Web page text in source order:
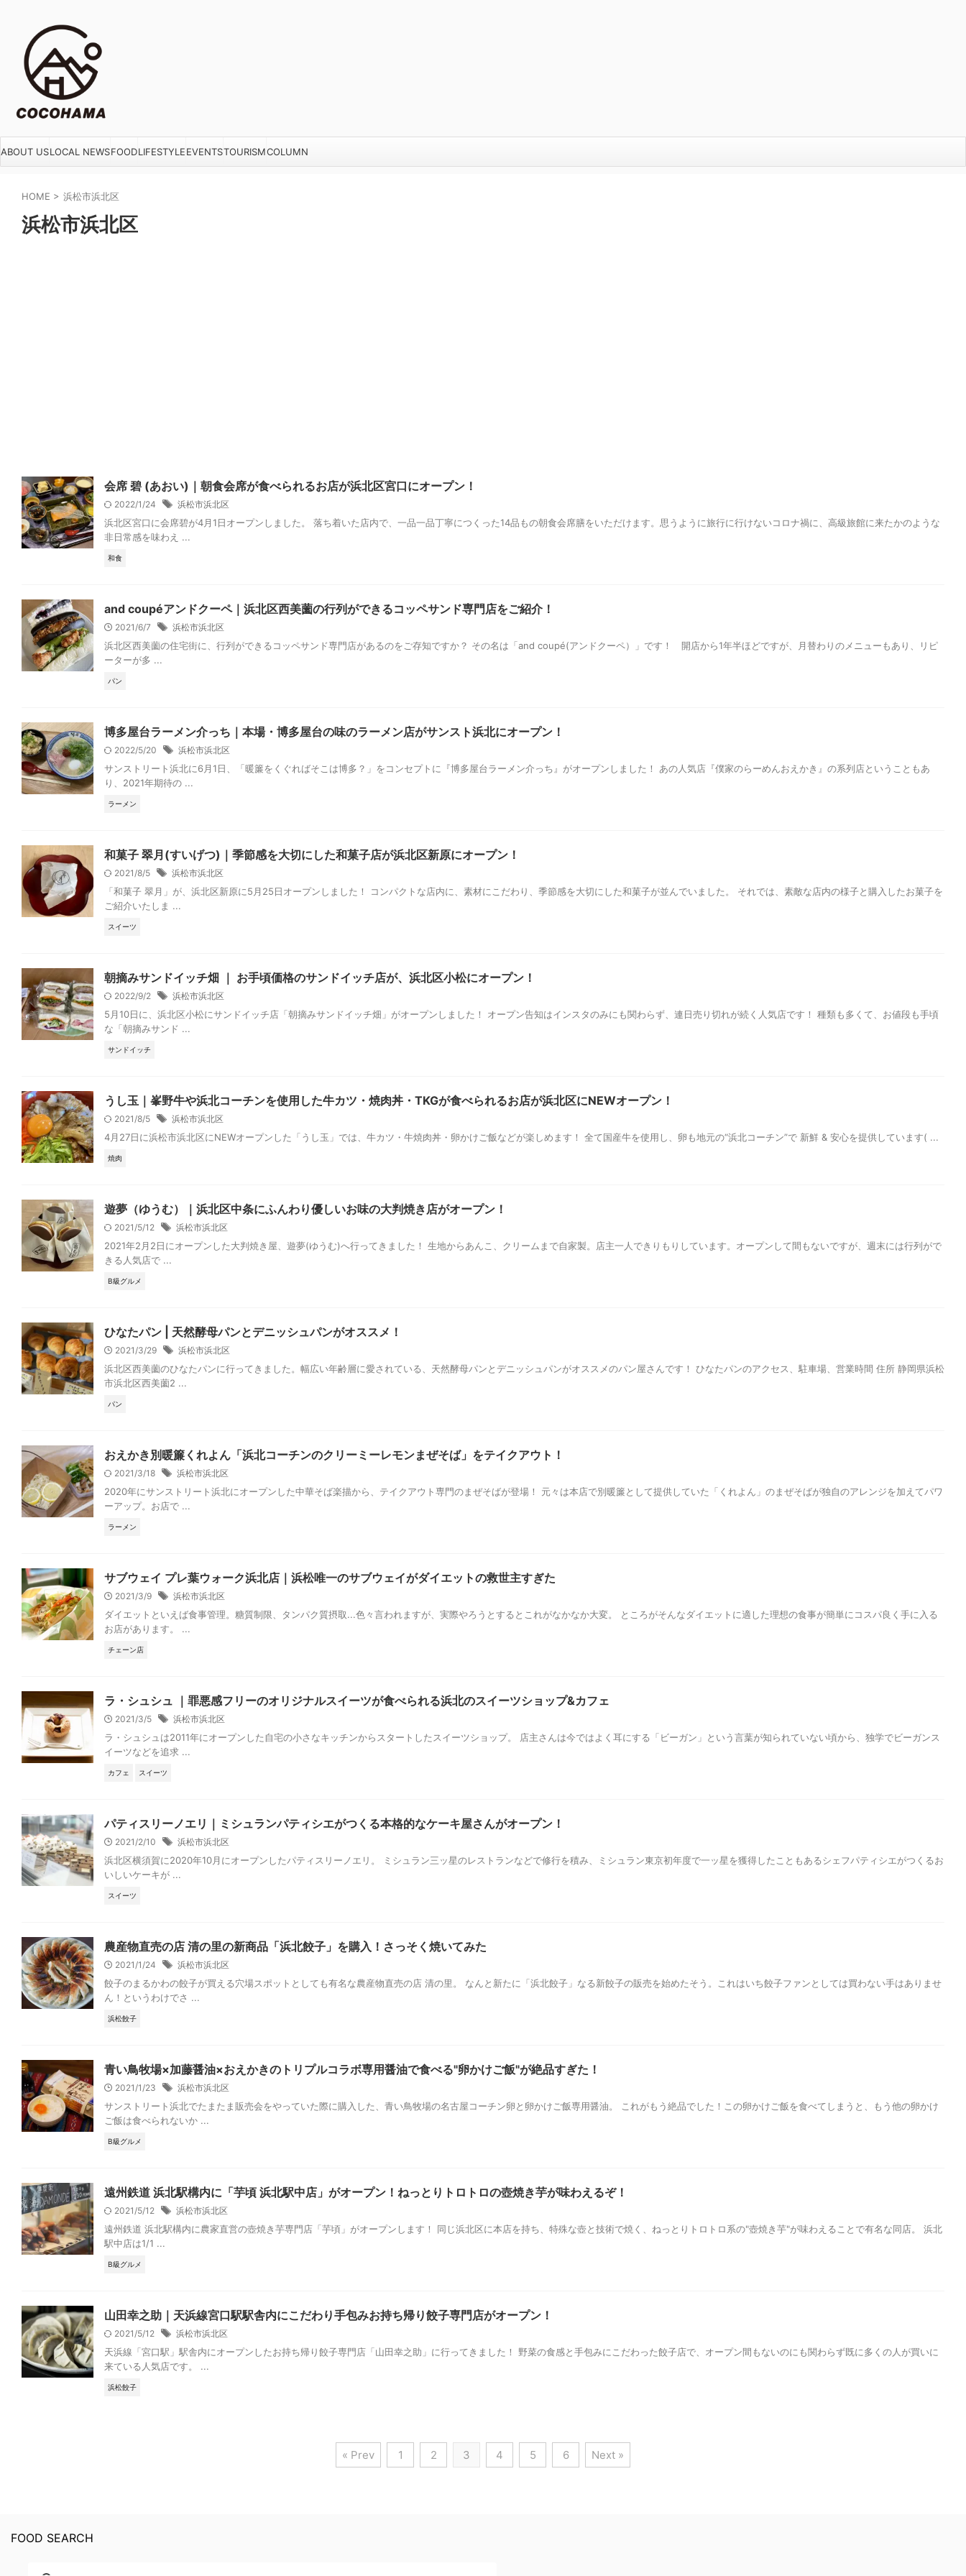
ABOUT USLOCAL NEWSFOODLIFESTYLEEVENTSTOURISMCOLUMN
HOME > 浜松市浜北区
浜松市浜北区
会席 碧 (あおい)｜朝食会席が食べられるお店が浜北区宮口にオープン！
2022/1/24 浜松市浜北区
浜北区宮口に会席碧が4月1日オープンしました。 落ち着いた店内で、一品一品丁寧につくった14品もの朝食会席膳をいただけます。思うように旅行に行けないコロナ禍に、高級旅館に来たかのような
非日常感を味わえ ...
和食
and coupéアンドクーペ｜浜北区西美薗の行列ができるコッペサンド専門店をご紹介！
2021/6/7 浜松市浜北区
浜北区西美薗の住宅街に、行列ができるコッペサンド専門店があるのをご存知ですか？ その名は「and coupé(アンドクーペ）」です！ 開店から1年半ほどですが、月替わりのメニューもあり、リピ
ーターが多 ...
パン
博多屋台ラーメン介っち｜本場・博多屋台の味のラーメン店がサンスト浜北にオープン！
2022/5/20 浜松市浜北区
サンストリート浜北に6月1日、「暖簾をくぐればそこは博多？」をコンセプトに『博多屋台ラーメン介っち』がオープンしました！ あの人気店『僕家のらーめんおえかき』の系列店ということもあ
り、2021年期待の ...
ラーメン
和菓子 翠月(すいげつ)｜季節感を大切にした和菓子店が浜北区新原にオープン！
2021/8/5 浜松市浜北区
「和菓子 翠月」が、浜北区新原に5月25日オープンしました！ コンパクトな店内に、素材にこだわり、季節感を大切にした和菓子が並んでいました。 それでは、素敵な店内の様子と購入したお菓子を
ご紹介いたしま ...
スイーツ
朝摘みサンドイッチ畑 ｜ お手頃価格のサンドイッチ店が、浜北区小松にオープン！
2022/9/2 浜松市浜北区
5月10日に、浜北区小松にサンドイッチ店「朝摘みサンドイッチ畑」がオープンしました！ オープン告知はインスタのみにも関わらず、連日売り切れが続く人気店です！ 種類も多くて、お値段も手頃
な「朝摘みサンド ...
サンドイッチ
うし玉｜峯野牛や浜北コーチンを使用した牛カツ・焼肉丼・TKGが食べられるお店が浜北区にNEWオープン！
2021/8/5 浜松市浜北区
4月27日に浜松市浜北区にNEWオープンした「うし玉」では、牛カツ・牛焼肉丼・卵かけご飯などが楽しめます！ 全て国産牛を使用し、卵も地元の“浜北コーチン”で 新鮮 & 安心を提供しています( ...
焼肉
遊夢（ゆうむ）｜浜北区中条にふんわり優しいお味の大判焼き店がオープン！
2021/5/12 浜松市浜北区
2021年2月2日にオープンした大判焼き屋、遊夢(ゆうむ)へ行ってきました！ 生地からあんこ、クリームまで自家製。店主一人できりもりしています。オープンして間もないですが、週末には行列がで
きる人気店で ...
B級グルメ
ひなたパン | 天然酵母パンとデニッシュパンがオススメ！
2021/3/29 浜松市浜北区
浜北区西美薗のひなたパンに行ってきました。幅広い年齢層に愛されている、天然酵母パンとデニッシュパンがオススメのパン屋さんです！ ひなたパンのアクセス、駐車場、営業時間 住所 静岡県浜松
市浜北区西美薗2 ...
パン
おえかき別暖簾くれよん「浜北コーチンのクリーミーレモンまぜそば」をテイクアウト！
2021/3/18 浜松市浜北区
2020年にサンストリート浜北にオープンした中華そば楽描から、テイクアウト専門のまぜそばが登場！ 元々は本店で別暖簾として提供していた「くれよん」のまぜそばが独自のアレンジを加えてパワ
ーアップ。お店で ...
ラーメン
サブウェイ プレ葉ウォーク浜北店｜浜松唯一のサブウェイがダイエットの救世主すぎた
2021/3/9 浜松市浜北区
ダイエットといえば食事管理。糖質制限、タンパク質摂取...色々言われますが、実際やろうとするとこれがなかなか大変。 ところがそんなダイエットに適した理想の食事が簡単にコスパ良く手に入る
お店があります。 ...
チェーン店
ラ・シュシュ ｜罪悪感フリーのオリジナルスイーツが食べられる浜北のスイーツショップ&カフェ
2021/3/5 浜松市浜北区
ラ・シュシュは2011年にオープンした自宅の小さなキッチンからスタートしたスイーツショップ。 店主さんは今ではよく耳にする「ビーガン」という言葉が知られていない頃から、独学でビーガンス
イーツなどを追求 ...
カフェ スイーツ
パティスリーノエリ｜ミシュランパティシエがつくる本格的なケーキ屋さんがオープン！
2021/2/10 浜松市浜北区
浜北区横須賀に2020年10月にオープンしたパティスリーノエリ。 ミシュラン三ッ星のレストランなどで修行を積み、ミシュラン東京初年度で一ッ星を獲得したこともあるシェフパティシエがつくるお
いしいケーキが ...
スイーツ
農産物直売の店 清の里の新商品「浜北餃子」を購入！さっそく焼いてみた
2021/1/24 浜松市浜北区
餃子のまるかわの餃子が買える穴場スポットとしても有名な農産物直売の店 清の里。 なんと新たに「浜北餃子」なる新餃子の販売を始めたそう。これはいち餃子ファンとしては買わない手はありませ
ん！というわけでさ ...
浜松餃子
青い鳥牧場×加藤醤油×おえかきのトリプルコラボ専用醤油で食べる"卵かけご飯"が絶品すぎた！
2021/1/23 浜松市浜北区
サンストリート浜北でたまたま販売会をやっていた際に購入した、青い鳥牧場の名古屋コーチン卵と卵かけご飯専用醤油。 これがもう絶品でした！この卵かけご飯を食べてしまうと、もう他の卵かけ
ご飯は食べられないか ...
B級グルメ
遠州鉄道 浜北駅構内に「芋頃 浜北駅中店」がオープン！ねっとりトロトロの壺焼き芋が味わえるぞ！
2021/5/12 浜松市浜北区
遠州鉄道 浜北駅構内に農家直営の壺焼き芋専門店「芋頃」がオープンします！ 同じ浜北区に本店を持ち、特殊な壺と技術で焼く、ねっとりトロトロ系の"壺焼き芋"が味わえることで有名な同店。 浜北
駅中店は1/1 ...
B級グルメ
山田幸之助｜天浜線宮口駅駅舎内にこだわり手包みお持ち帰り餃子専門店がオープン！
2021/5/12 浜松市浜北区
天浜線「宮口駅」駅舎内にオープンしたお持ち帰り餃子専門店「山田幸之助」に行ってきました！ 野菜の食感と手包みにこだわった餃子店で、オープン間もないのにも関わらず既に多くの人が買いに
来ている人気店です。 ...
浜松餃子
« Prev 1 2 3 4 5 6 Next »
FOOD SEARCH